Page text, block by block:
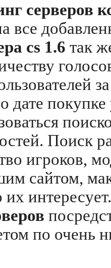
серверов
все
cs 1.6 так
дате
Поиск
игроков,
сайтом,
их
по очень